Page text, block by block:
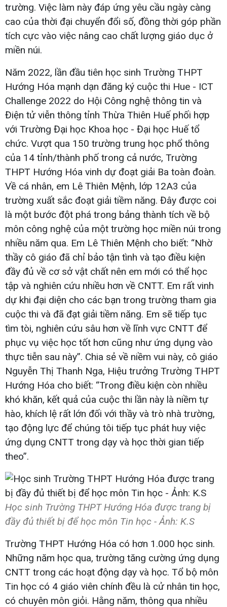
trường. Việc làm này đáp ứng yêu cầu ngày càng
cao của thời đại chuyển đổi số, đồng thời góp phần
tích cực vào việc nâng cao chất lượng giáo dục ở
miền núi.
Năm 2022, lần đầu tiên học sinh Trường THPT
Hướng Hóa mạnh dạn đăng ký cuộc thi Hue - ICT
Challenge 2022 do Hội Công nghệ thông tin và
Điện tử viễn thông tỉnh Thừa Thiên Huế phối hợp
với Trường Đại học Khoa học - Đại học Huế tổ
chức. Vượt qua 150 trường trung học phổ thông
của 14 tỉnh/thành phố trong cả nước, Trường
THPT Hướng Hóa vinh dự đoạt giải Ba toàn đoàn.
Về cá nhân, em Lê Thiên Mệnh, lớp 12A3 của
trường xuất sắc đoạt giải tiềm năng. Đây được coi
là một bước đột phá trong bảng thành tích về bộ
môn công nghệ của một trường học miền núi trong
nhiều năm qua. Em Lê Thiên Mệnh cho biết: “Nhờ
thầy cô giáo đã chỉ bảo tận tình và tạo điều kiện
đầy đủ về cơ sở vật chất nên em mới có thể học
tập và nghiên cứu nhiều hơn về CNTT. Em rất vinh
dự khi đại diện cho các bạn trong trường tham gia
cuộc thi và đã đạt giải tiềm năng. Em sẽ tiếp tục
tìm tòi, nghiên cứu sâu hơn về lĩnh vực CNTT để
phục vụ việc học tốt hơn cũng như ứng dụng vào
thực tiễn sau này”. Chia sẻ về niềm vui này, cô giáo
Nguyễn Thị Thanh Nga, Hiệu trưởng Trường THPT
Hướng Hóa cho biết: “Trong điều kiện còn nhiều
khó khăn, kết quả của cuộc thi lần này là niềm tự
hào, khích lệ rất lớn đối với thầy và trò nhà trường,
tạo động lực để chúng tôi tiếp tục phát huy việc
ứng dụng CNTT trong dạy và học thời gian tiếp
theo”.
Học sinh Trường THPT Hướng Hóa được trang bị
đầy đủ thiết bị để học môn Tin học - Ảnh: K.S
Trường THPT Hướng Hóa có hơn 1.000 học sinh.
Những năm học qua, trường tăng cường ứng dụng
CNTT trong các hoạt động dạy và học. Tổ bộ môn
Tin học có 4 giáo viên chính đều là cử nhân tin học,
có chuyên môn giỏi. Hằng năm, thông qua nhiều